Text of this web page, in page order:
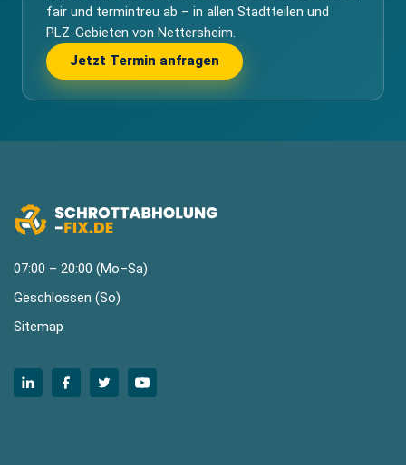
fair und termintreu ab – in allen Stadtteilen und
PLZ-Gebieten von Nettersheim.
Jetzt Termin anfragen
07:00 – 20:00 (Mo–Sa)
Geschlossen (So)
Sitemap